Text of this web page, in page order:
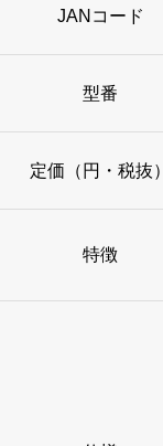
JANコード
型番
定価（円・税抜）
特徴